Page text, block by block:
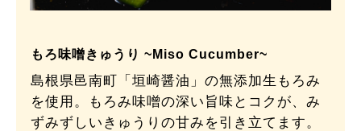
もろ味噌きゅうり ~Miso Cucumber~
島根県邑南町「垣崎醤油」の無添加生もろみ
を使用。もろみ味噌の深い旨味とコクが、み
ずみずしいきゅうりの甘みを引き立てます。